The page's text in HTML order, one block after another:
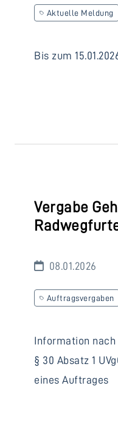
Aktuelle Meldung
Bis zum
Vergabe
08.01.2026
Auftragsvergaben
Information nach
§ 30 Absatz 1
eines Auftrages